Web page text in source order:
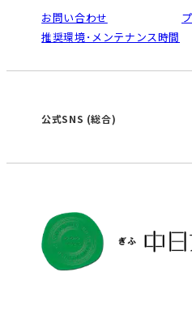
ご利用ガイド
オンライン講座受講
WEBサイトのよくあ
南大高
高蔵寺
津
お問い合わせ
推奨環境･メンテナンス時間
公式SNS (総合)